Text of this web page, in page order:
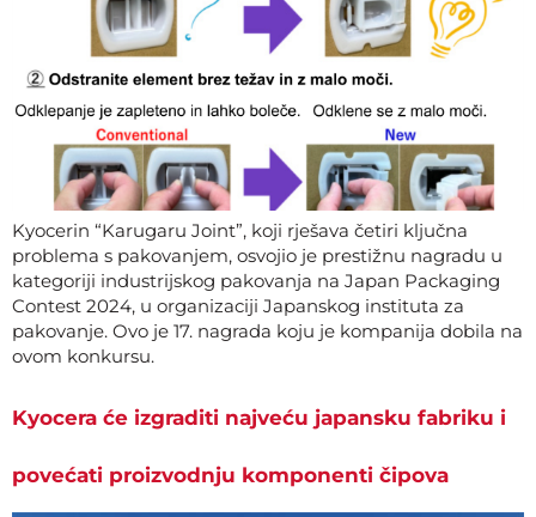
Kyocerin “Karugaru Joint”, koji rješava četiri ključna
problema s pakovanjem, osvojio je prestižnu nagradu u
kategoriji industrijskog pakovanja na Japan Packaging
Contest 2024, u organizaciji Japanskog instituta za
pakovanje. Ovo je 17. nagrada koju je kompanija dobila na
ovom konkursu.
Kyocera će izgraditi najveću japansku fabriku i
povećati proizvodnju komponenti čipova